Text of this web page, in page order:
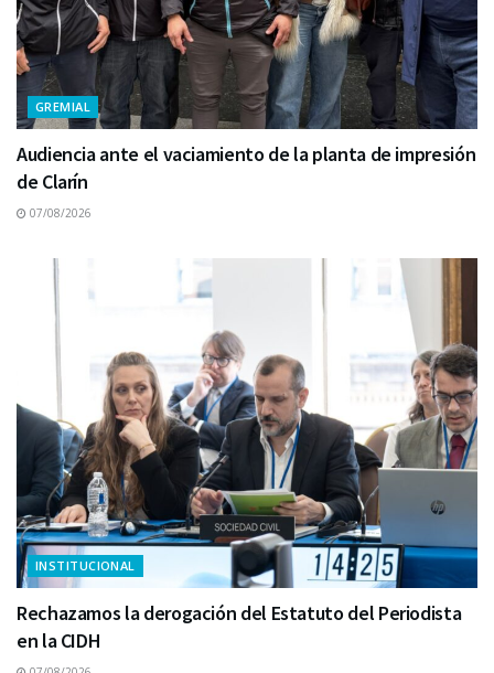
GREMIAL
Audiencia ante el vaciamiento de la planta de impresión
de Clarín
07/08/2026
INSTITUCIONAL
Rechazamos la derogación del Estatuto del Periodista
en la CIDH